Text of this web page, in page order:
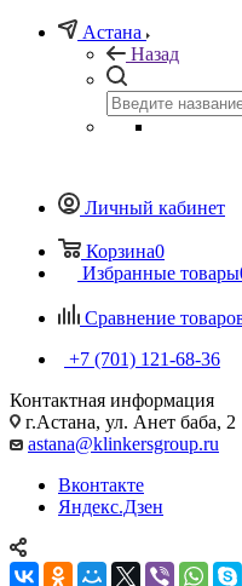
Астана
Назад
Личный кабинет
Корзина0
Избранные товары
Сравнение
+7 (701) 121-68-36
Контактная информация
г.Астана, ул. Анет баба, 2
astana@klinkersgroup.ru
Вконтакте
Яндекс.Дзен